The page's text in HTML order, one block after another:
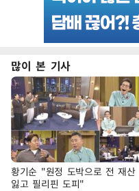
많이 본 기사
황기순 "원정 도박으로 전 재산
잃고 필리핀 도피"